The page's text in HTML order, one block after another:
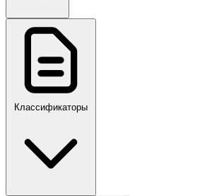
ГОСТ, ГОСТ Р, ПНСТ
Классификаторы